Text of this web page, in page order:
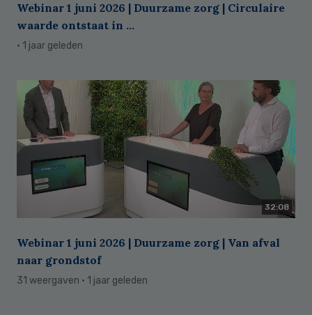
Webinar 1 juni 2026 | Duurzame zorg | Circulaire
waarde ontstaat in ...
· 1 jaar geleden
32:08
Webinar 1 juni 2026 | Duurzame zorg | Van afval
naar grondstof
31 weergaven · 1 jaar geleden